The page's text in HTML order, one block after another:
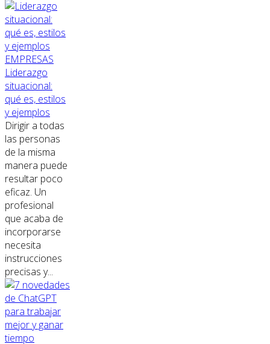
EMPRESAS
Liderazgo
situacional:
qué es, estilos
y ejemplos
Dirigir a todas
las personas
de la misma
manera puede
resultar poco
eficaz. Un
profesional
que acaba de
incorporarse
necesita
instrucciones
precisas y...